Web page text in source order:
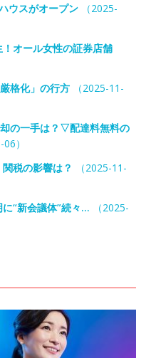
ウスがオープン（2025-
オール女性の証券店舗
格化」の行方（2025-11-
の一手は？▽配達料無料の
）
税の影響は？
（2025-11-
“新会議体”続々… （2025-